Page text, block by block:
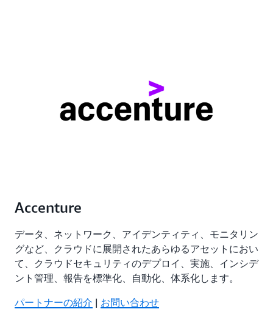
Accenture
データ、ネットワーク、アイデンティティ、モニタリン
グなど、クラウドに展開されたあらゆるアセットにおい
て、クラウドセキュリティのデプロイ、実施、インシデ
ント管理、報告を標準化、自動化、体系化します。
パートナーの紹介 | お問い合わせ